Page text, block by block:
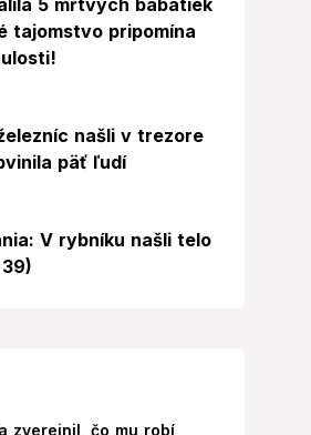
5 mŕtvych bábätiek
tajomstvo pripomína
našli v trezore
päť ľudí
V rybníku našli telo
zverejnil, čo mu robí